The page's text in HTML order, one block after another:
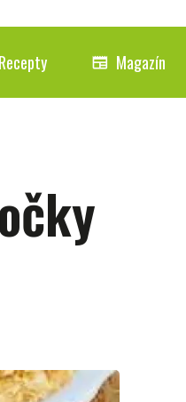
Recepty newspaper Magazín